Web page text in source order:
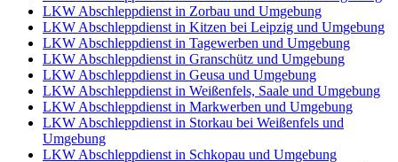
LKW Abschleppdienst in Zorbau und Umgebung
LKW Abschleppdienst in Kitzen bei Leipzig und Umgebung
LKW Abschleppdienst in Tagewerben und Umgebung
LKW Abschleppdienst in Granschütz und Umgebung
LKW Abschleppdienst in Geusa und Umgebung
LKW Abschleppdienst in Weißenfels, Saale und Umgebung
LKW Abschleppdienst in Markwerben und Umgebung
LKW Abschleppdienst in Storkau bei Weißenfels und
Umgebung
LKW Abschleppdienst in Schkopau und Umgebung